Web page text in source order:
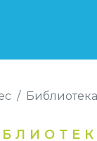
Библиотека